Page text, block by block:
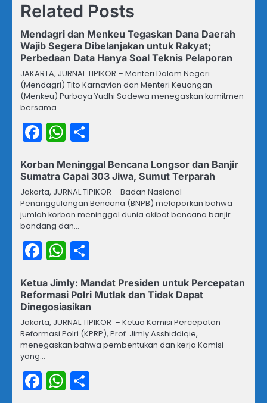
Related Posts
Mendagri dan Menkeu Tegaskan Dana Daerah
Wajib Segera Dibelanjakan untuk Rakyat;
Perbedaan Data Hanya Soal Teknis Pelaporan
JAKARTA, JURNAL TIPIKOR – Menteri Dalam Negeri
(Mendagri) Tito Karnavian dan Menteri Keuangan
(Menkeu) Purbaya Yudhi Sadewa menegaskan komitmen
bersama…
Facebook
WhatsApp
Korban Meninggal Bencana Longsor dan Banjir
Sumatra Capai 303 Jiwa, Sumut Terparah
Jakarta, JURNAL TIPIKOR – Badan Nasional
Penanggulangan Bencana (BNPB) melaporkan bahwa
jumlah korban meninggal dunia akibat bencana banjir
bandang dan…
Facebook
WhatsApp
Ketua Jimly: Mandat Presiden untuk Percepatan
Reformasi Polri Mutlak dan Tidak Dapat
Dinegosiasikan
Jakarta, JURNAL TIPIKOR – Ketua Komisi Percepatan
Reformasi Polri (KPRP), Prof. Jimly Asshiddiqie,
menegaskan bahwa pembentukan dan kerja Komisi
yang…
Facebook
WhatsApp